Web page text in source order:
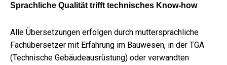
Sprachliche Qualität trifft technisches Know-how
Alle Übersetzungen erfolgen durch muttersprachliche
Fachübersetzer mit Erfahrung im Bauwesen, in der TGA
(Technische Gebäudeausrüstung) oder verwandten